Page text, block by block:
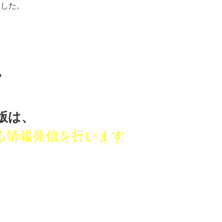
た。
は、
情報発信を行います